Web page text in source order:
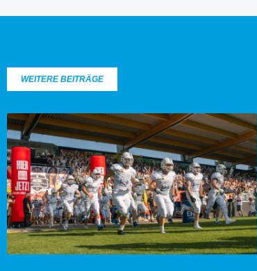
WEITERE BEITRÄGE